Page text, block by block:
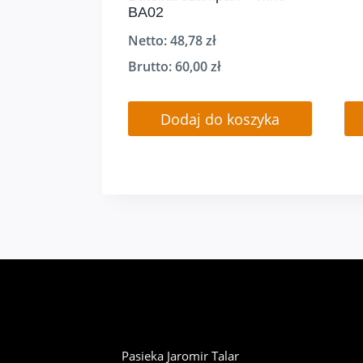
BA02
Netto:48,78zł
Brutto:60,00zł
Dodaj do koszyka
Pasieka Jaromir Talar